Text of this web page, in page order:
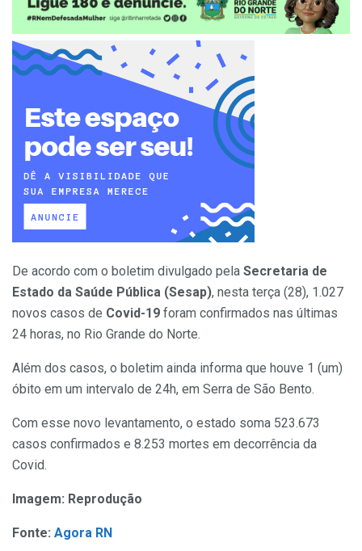
De acordo com o boletim divulgado pela Secretaria de
Estado da Saúde Pública (Sesap), nesta terça (28), 1.027
novos casos de Covid-19 foram confirmados nas últimas
24 horas, no Rio Grande do Norte.
Além dos casos, o boletim ainda informa que houve 1 (um)
óbito em um intervalo de 24h, em Serra de São Bento.
Com esse novo levantamento, o estado soma 523.673
casos confirmados e 8.253 mortes em decorrência da
Covid.
Imagem: Reprodução
Fonte: Agora RN